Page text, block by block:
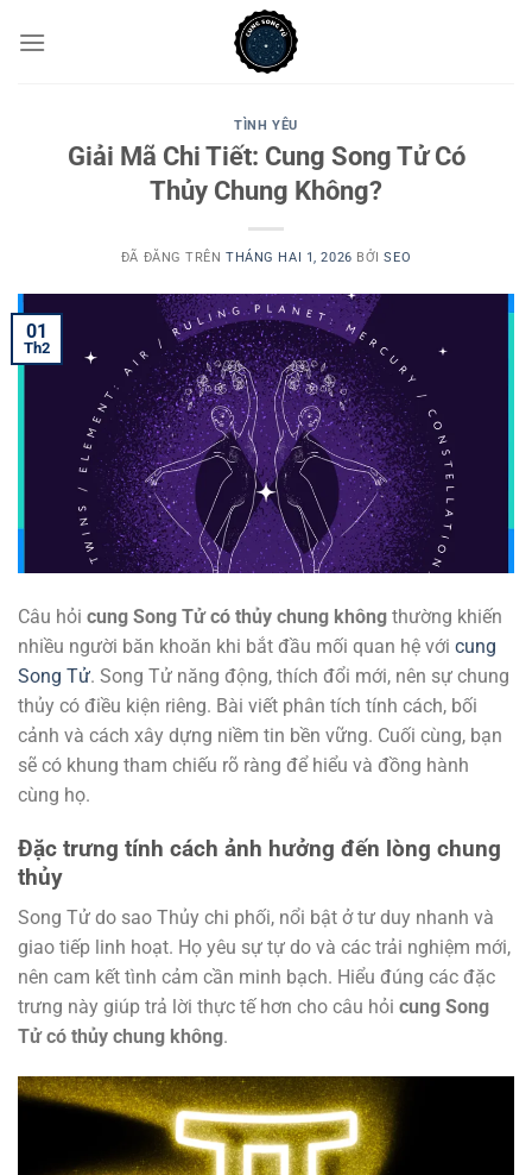
đến
TÌNH YÊU
Giải Mã Chi Tiết: Cung Song Tử Có
Thủy Chung Không?
ĐÃ ĐĂNG TRÊNTHÁNG HAI 1, 2026 BỞISEO
01
Th2
Câu hỏi cung Song Tử có thủy chung không thường khiến
nhiều người băn khoăn khi bắt đầu mối quan hệ với cung
Song Tử. Song Tử năng động, thích đổi mới, nên sự chung
thủy có điều kiện riêng. Bài viết phân tích tính cách, bối
cảnh và cách xây dựng niềm tin bền vững. Cuối cùng, bạn
sẽ có khung tham chiếu rõ ràng để hiểu và đồng hành
cùng họ.
Đặc trưng tính cách ảnh hưởng đến lòng chung
thủy
Song Tử do sao Thủy chi phối, nổi bật ở tư duy nhanh và
giao tiếp linh hoạt. Họ yêu sự tự do và các trải nghiệm mới,
nên cam kết tình cảm cần minh bạch. Hiểu đúng các đặc
trưng này giúp trả lời thực tế hơn cho câu hỏi cung Song
Tử có thủy chung không.